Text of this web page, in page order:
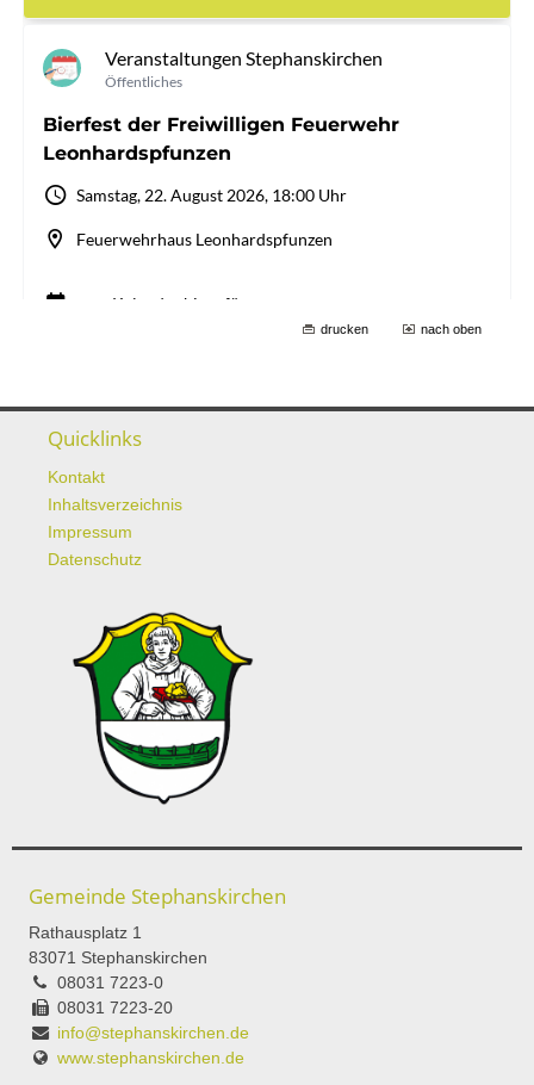
drucken nach oben
Quicklinks
Kontakt
Inhaltsverzeichnis
Impressum
Datenschutz
Gemeinde Stephanskirchen
Rathausplatz 1
83071 Stephanskirchen
08031 7223-0
08031 7223-20
info@stephanskirchen.de
www.stephanskirchen.de